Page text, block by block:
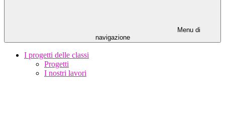
Menu di
navigazione
I progetti delle classi
Progetti
I nostri lavori